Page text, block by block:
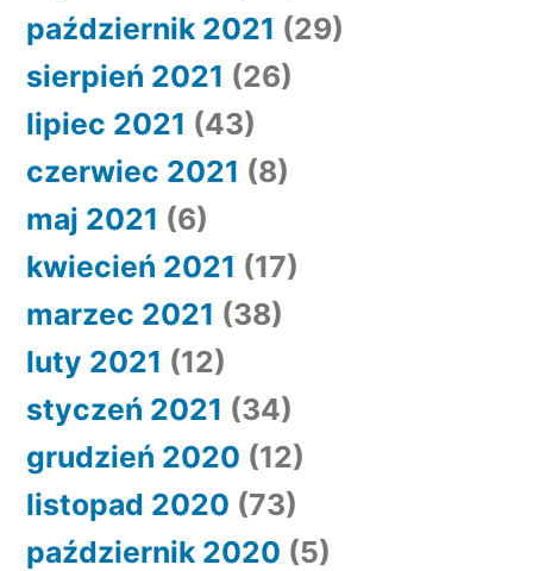
październik 2021 (29)
sierpień 2021 (26)
lipiec 2021 (43)
czerwiec 2021 (8)
maj 2021 (6)
kwiecień 2021 (17)
marzec 2021 (38)
luty 2021 (12)
styczeń 2021 (34)
grudzień 2020 (12)
listopad 2020 (73)
październik 2020 (5)